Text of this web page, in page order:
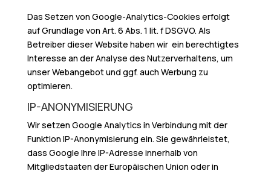
Das Setzen von Google-Analytics-Cookies erfolgt
auf Grundlage von Art. 6 Abs. 1 lit. f DSGVO. Als
Betreiber dieser Website haben wir ein berechtigtes
Interesse an der Analyse des Nutzerverhaltens, um
unser Webangebot und ggf. auch Werbung zu
optimieren.
IP-ANONYMISIERUNG
Wir setzen Google Analytics in Verbindung mit der
Funktion IP-Anonymisierung ein. Sie gewährleistet,
dass Google Ihre IP-Adresse innerhalb von
Mitgliedstaaten der Europäischen Union oder in